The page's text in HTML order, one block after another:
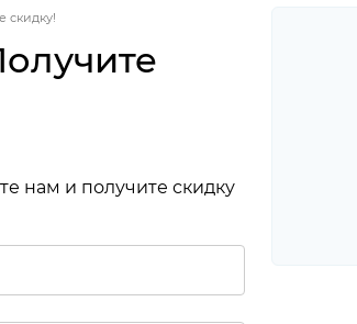
скидку!
нам и получите скидку